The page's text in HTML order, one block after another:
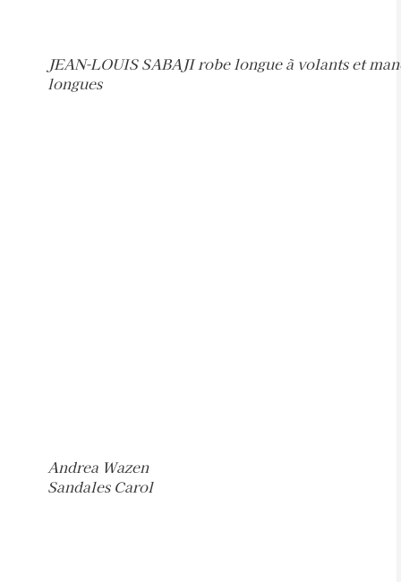
JEAN-LOUIS SABAJI robe longue à volants et
longues
Andrea Wazen
Sandales Carol